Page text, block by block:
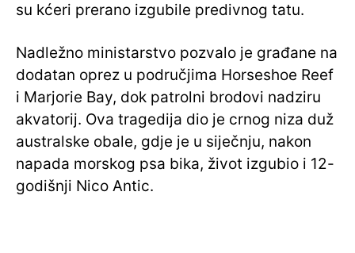
su kćeri prerano izgubile predivnog tatu.
Nadležno ministarstvo pozvalo je građane na
dodatan oprez u područjima Horseshoe Reef
i Marjorie Bay, dok patrolni brodovi nadziru
akvatorij. Ova tragedija dio je crnog niza duž
australske obale, gdje je u siječnju, nakon
napada morskog psa bika, život izgubio i 12-
godišnji Nico Antic.